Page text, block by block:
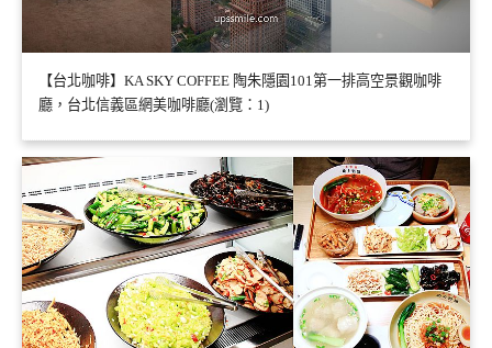
【台北咖啡】KA SKY COFFEE 陶朱隱園101第一排高空景觀咖啡
廳，台北信義區網美咖啡廳(瀏覽：1)